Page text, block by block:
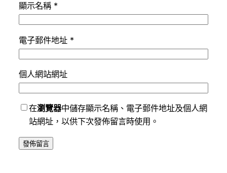
顯示名稱 *
電子郵件地址 *
個人網站網址
在瀏覽器中儲存顯示名稱、電子郵件地址及個人網
站網址，以供下次發佈留言時使用。